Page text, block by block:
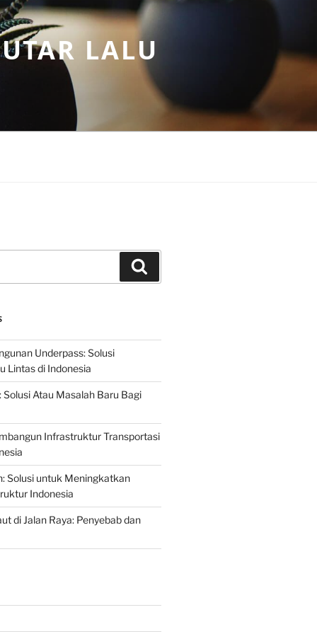
LALU
Underpass: Solusi
Lintas di Indonesia
Solusi Atau Masalah Baru Bagi
Infrastruktur Transportasi
Solusi untuk Meningkatkan
Indonesia
di Jalan Raya: Penyebab dan